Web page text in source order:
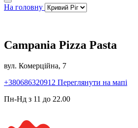
На головну
Campania Pizza Pasta
вул. Комерційна, 7
+380686320912 Переглянути на мапі
Пн-Нд з 11 до 22.00